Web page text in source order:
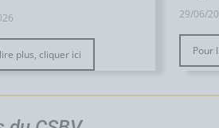
plus, cliquer ici
29/06/
Pour